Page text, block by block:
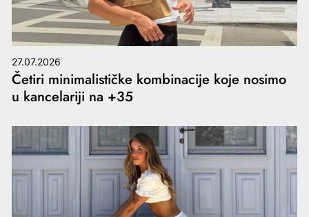
27.07.2026
Četiri minimalističke kombinacije koje nosimo
u kancelariji na +35